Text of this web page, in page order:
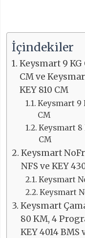
İçindekiler
Keysmart 9 KG
CM ve
KEY 810 CM
Keysmart 9
CM
Keysmart 8
CM
Keysmart
NFS ve KEY
Keysmart
Keysmart
Keysmart
80 KM, 4
KEY 4014 BMS